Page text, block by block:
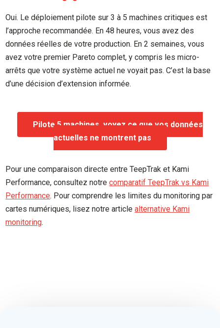
Oui. Le déploiement pilote sur 3 à 5 machines critiques est
l’approche recommandée. En 48 heures, vous avez des
données réelles de votre production. En 2 semaines, vous
avez votre premier Pareto complet, y compris les micro-
arrêts que votre système actuel ne voyait pas. C’est la base
d’une décision d’extension informée.
Pilote 5 machines, voyez ce que vos données
actuelles ne montrent pas
Pour une comparaison directe entre TeepTrak et Kami
Performance, consultez notrecomparatif TeepTrak vs Kami
Performance. Pour comprendre les limites du monitoring par
cartes numériques, lisez notre articlealternative Kami
monitoring.